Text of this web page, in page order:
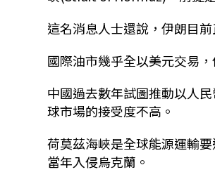
這名消息人士還說，伊朗目
國際油市幾乎全以美元交易
中國過去數年試圖推動以人
球市場的接受度不高。
荷莫茲海峽是全球能源運輸
當年入侵烏克蘭。